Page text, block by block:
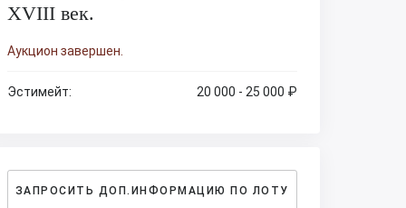
XVIII век.
Аукцион завершен.
Эстимейт: 20 000 - 25 000 ₽
ЗАПРОСИТЬ ДОП.ИНФОРМАЦИЮ ПО ЛОТУ